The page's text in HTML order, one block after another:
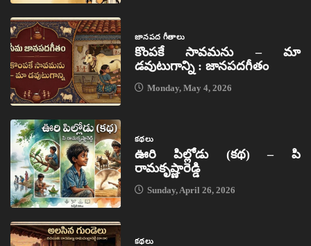
జానపద గీతాలు
కొంపకే సావమను – మా
డవుటుగాన్ని : జానపదగీతం
Monday, May 4, 2026
కథలు
ఊరి పిల్లోడు (కథ) – పి
రామకృష్ణారెడ్డి
Sunday, April 26, 2026
కథలు